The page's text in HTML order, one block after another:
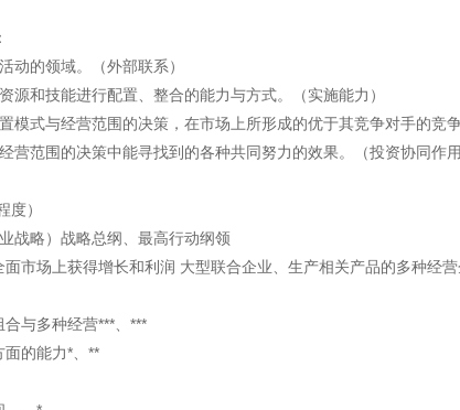
动的领域。（外部联系）
源和技能进行配置、整合的能力与方式。（实施能力）
模式与经营范围的决策，在市场上所形成的优于其竞争对手的竞争
营范围的决策中能寻找到的各种共同努力的效果。（投资协同作
度）
战略）战略总纲、最高行动纲领
市场上获得增长和利润 大型联合企业、生产相关产品的多种经营
与多种经营***、***
的能力*、**